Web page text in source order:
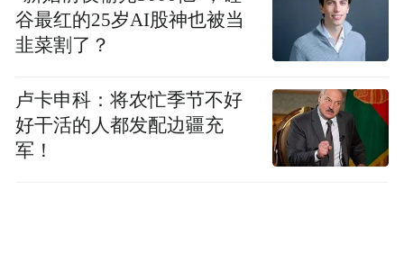
谷最红的25岁AI股神也被当
韭菜割了？
卢卡申科：将农忙季节不好
好干活的人都发配边疆充
军！